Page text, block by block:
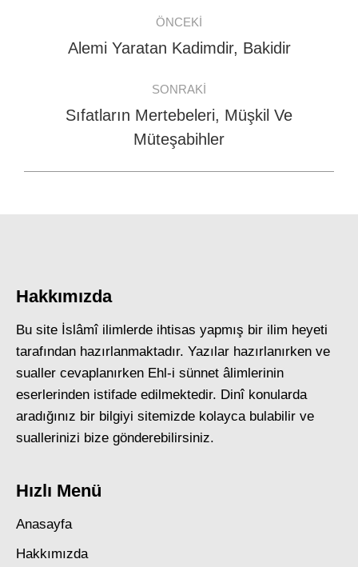
navigation
ÖNCEKI
Previous
Alemi Yaratan Kadimdir, Bakidir
SONRAKI
Next
post:
Sıfatların Mertebeleri, Müşkil Ve
Müteşabihler
Hakkımızda
Bu site İslâmî ilimlerde ihtisas yapmış bir ilim heyeti
tarafından hazırlanmaktadır. Yazılar hazırlanırken ve
sualler cevaplanırken Ehl-i sünnet âlimlerinin
eserlerinden istifade edilmektedir. Dinî konularda
aradığınız bir bilgiyi sitemizde kolayca bulabilir ve
suallerinizi bize gönderebilirsiniz.
Hızlı Menü
Anasayfa
Hakkımızda